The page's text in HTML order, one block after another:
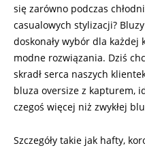
się zarówno podczas
casualowych stylizacji?
doskonały wybór dla
modne rozwiązania. Dziś
skradł serca naszych
bluza oversize z kapturem,
czegoś więcej niż zwykłej
Szczegóły takie jak hafty,